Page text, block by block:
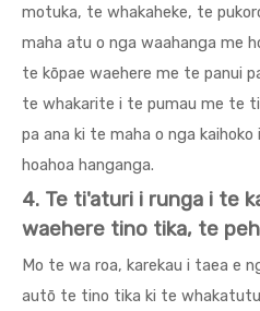
motuka, te whakaheke, te
maha atu o nga waahanga me
te kōpae waehere me te panui
te whakarite i te pumau me te
pa ana ki te maha o nga
hoahoa hanganga.
4. Te ti'aturi i runga i te
waehere tino tika, te
Mo te wa roa, karekau i taea e
autō te tino tika ki te